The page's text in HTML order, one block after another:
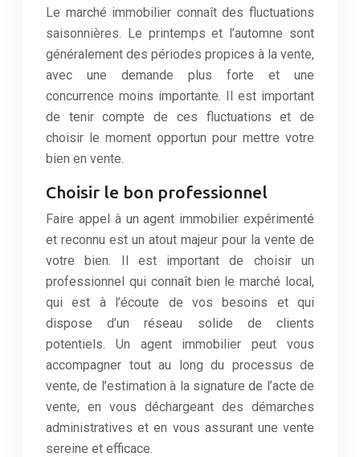
Le marché immobilier connaît des fluctuations
saisonnières. Le printemps et l’automne sont
généralement des périodes propices à la vente,
avec une demande plus forte et une
concurrence moins importante. Il est important
de tenir compte de ces fluctuations et de
choisir le moment opportun pour mettre votre
bien en vente.
Choisir le bon professionnel
Faire appel à un agent immobilier expérimenté
et reconnu est un atout majeur pour la vente de
votre bien. Il est important de choisir un
professionnel qui connaît bien le marché local,
qui est à l’écoute de vos besoins et qui
dispose d’un réseau solide de clients
potentiels. Un agent immobilier peut vous
accompagner tout au long du processus de
vente, de l’estimation à la signature de l’acte de
vente, en vous déchargeant des démarches
administratives et en vous assurant une vente
sereine et efficace.